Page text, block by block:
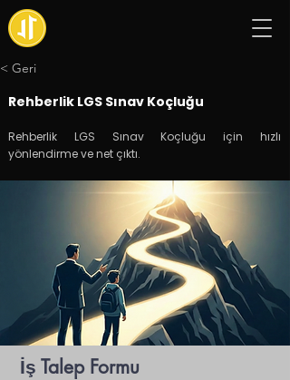
< Geri
Rehberlik LGS Sınav Koçluğu
Rehberlik LGS Sınav Koçluğu için hızlı
yönlendirme ve net çıktı.
İş Talep Formu